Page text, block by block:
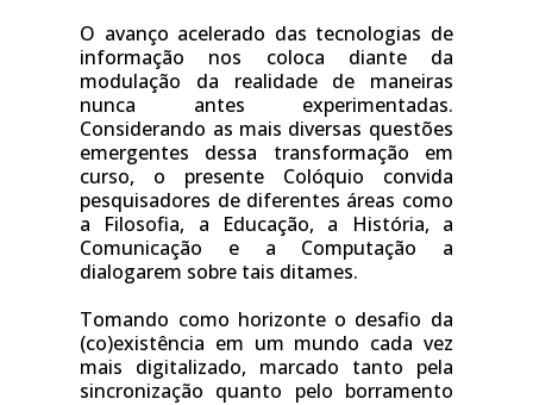
O avanço acelerado das tecnologias de
informação nos coloca diante da
modulação da realidade de maneiras
nunca antes experimentadas.
Considerando as mais diversas questões
emergentes dessa transformação em
curso, o presente Colóquio convida
pesquisadores de diferentes áreas como
a Filosofia, a Educação, a História, a
Comunicação e a Computação a
dialogarem sobre tais ditames.
Tomando como horizonte o desafio da
(co)existência em um mundo cada vez
mais digitalizado, marcado tanto pela
sincronização quanto pelo borramento